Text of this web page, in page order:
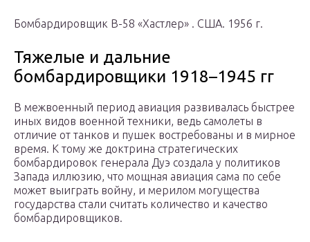
Бомбардировщик В-58 «Хастлер» . США. 1956 г.
Тяжелые и дальние
бомбардировщики 1918–1945 гг
В межвоенный период авиация развивалась быстрее
иных видов военной техники, ведь самолеты в
отличие от танков и пушек востребованы и в мирное
время. К тому же доктрина стратегических
бомбардировок генерала Дуэ создала у политиков
Запада иллюзию, что мощная авиация сама по себе
может выиграть войну, и мерилом могущества
государства стали считать количество и качество
бомбардировщиков.